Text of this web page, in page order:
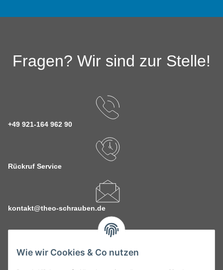
Wie wir Cookies & Co nutzen
Fragen? Wir sind zur Stelle!
+49 921-164 962 90
Rückruf Service
kontakt@theo-schrauben.de